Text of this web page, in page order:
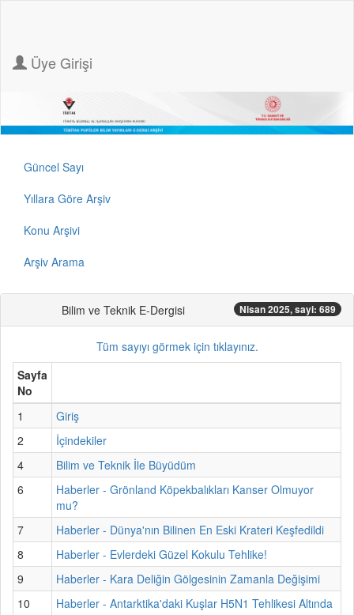
Üye Girişi
Güncel Sayı
Yıllara Göre Arşiv
Konu Arşivi
Arşiv Arama
Bilim ve Teknik E-Dergisi Nisan 2025, sayi: 689
Tüm sayıyı görmek için tıklayınız.
Sayfa
No
1
Giriş
2
İçindekiler
4
Bilim ve Teknik İle Büyüdüm
6
Haberler - Grönland Köpekbalıkları Kanser Olmuyor
mu?
7
Haberler - Dünya'nın Bilinen En Eski Krateri Keşfedildi
8
Haberler - Evlerdeki Güzel Kokulu Tehlike!
9
Haberler - Kara Deliğin Gölgesinin Zamanla Değişimi
10
Haberler - Antarktika'daki Kuşlar H5N1 Tehlikesi Altında